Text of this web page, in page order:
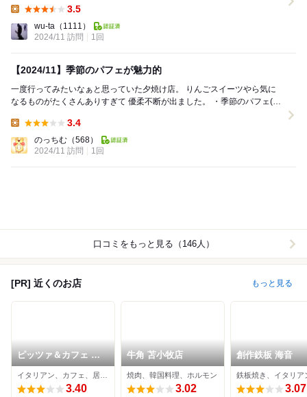
3.5
wu-ta （1111）
2024/11 訪問
1回
【2024/11】季節のパフェが魅力的
一度行ってみたいなぁと思っていた夕焼け店。 りんごスイーツやら気に
なるものがたくさんありすぎて 優柔不断が出ました。 ・季節のパフェ(芋
3.4
のっちむ （568）
2024/11 訪問
1回
口コミをもっと見る（146人）
[PR] 近くのお店 もっと見る
ピッツァ＆カフェ ノ
ヴィータ
3.40
牛角 苫小牧店
焼肉、韓国料理、ホルモン
3.02
創作鉄板 海音
3.07